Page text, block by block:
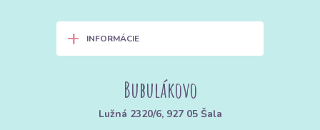
+ INFORMÁCIE
Bubulákovo
Lužná 2320/6, 927 05 Šala